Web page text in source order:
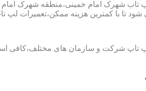
تعمیر لپ تاب شهرک امام خمینی،منطقه
تا با کمترین هزینه ممکن،تعمیرات
تاپ شرکت و سازمان های مختلف،کافی